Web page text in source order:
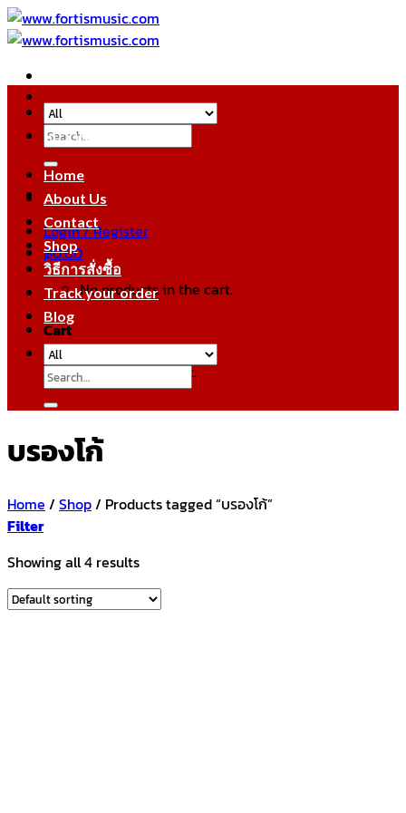
Skip
to
Search
for:
Login / Register
฿0.00
No products in the cart.
Cart
No products in the cart.
หมวดหมู่สินค้า
Home
About Us
Contact
Shop
วิธีการสั่งซื้อ
Track your order
Blog
Search
for:
บรองโก้
Home / Shop/ Products tagged “บรองโก้”
Filter
Showing all 4 results